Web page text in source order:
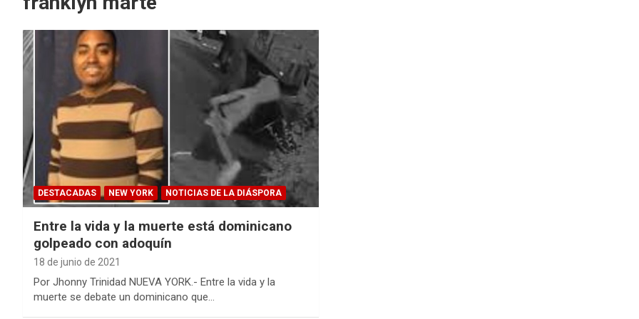
DESTACADAS NEW YORK NOTICIAS DE LA DIÁSPORA
Entre la vida y la muerte está dominicano
golpeado con adoquín
18 de junio de 2021
Por Jhonny Trinidad NUEVA YORK.- Entre la vida y la
muerte se debate un dominicano que…